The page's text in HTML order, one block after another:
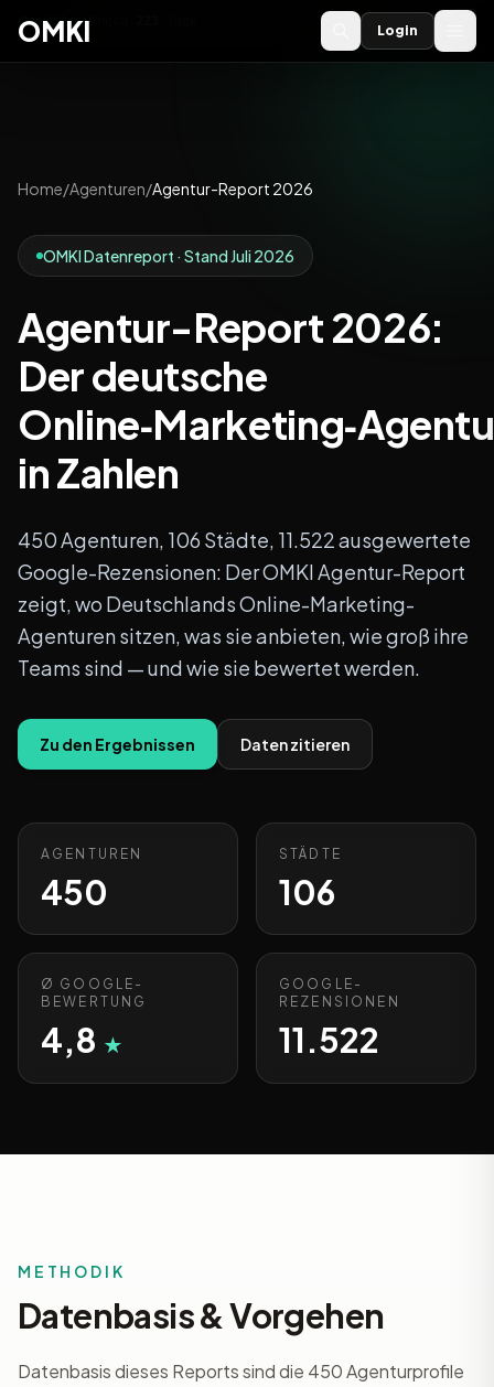
OMKI 2027
OMKI Login
Home/Agenturen/Agentur-Report 2026
OMKI Datenreport · Stand Juli 2026
Agentur-Report 2026:
Der deutsche
in Zahlen
450 Agenturen, 106 Städte, 11.522 ausgewertete
Google-Rezensionen: Der OMKI Agentur-Report
zeigt, wo Deutschlands Online-Marketing-
Agenturen sitzen, was sie anbieten, wie groß ihre
Teams sind — und wie sie bewertet werden.
Zu den Ergebnissen Daten zitieren
AGENTUREN
450
STÄDTE
106
Ø GOOGLE-
BEWERTUNG
4,8 ★
GOOGLE-
REZENSIONEN
11.522
METHODIK
Datenbasis & Vorgehen
Datenbasis dieses Reports sind die 450 Agenturprofile